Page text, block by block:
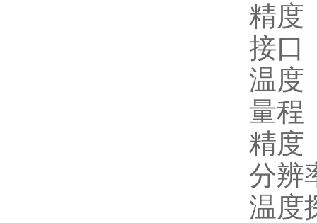
精
接
温度
量
精
分
温